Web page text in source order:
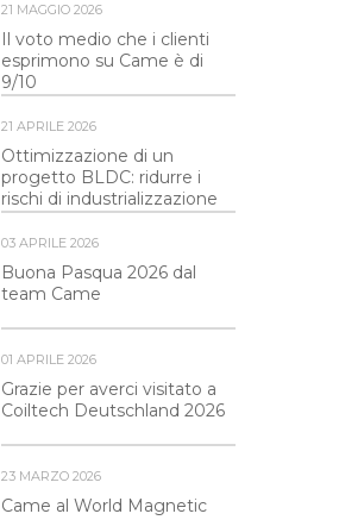
21 MAGGIO 2026
Il voto medio che i clienti
esprimono su Came è di
9/10
21 APRILE 2026
Ottimizzazione di un
progetto BLDC: ridurre i
rischi di industrializzazione
03 APRILE 2026
Buona Pasqua 2026 dal
team Came
01 APRILE 2026
Grazie per averci visitato a
Coiltech Deutschland 2026
23 MARZO 2026
Came al World Magnetic